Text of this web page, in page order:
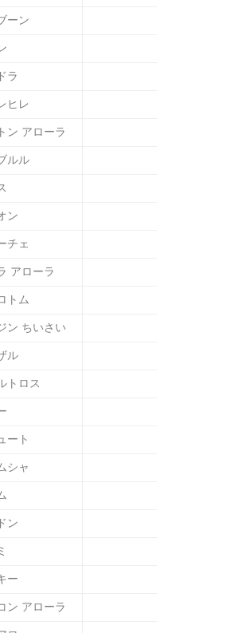
ーン
ラ
ヒレ
ン アローラ
ルル
ン
チェ
アローラ
トム
ン ちいさい
ル
トロス
ート
シャ
ン
ー
ン アローラ